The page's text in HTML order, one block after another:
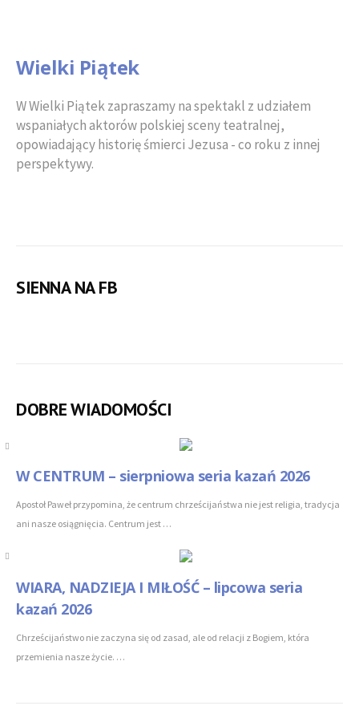
Wielki Piątek
W Wielki Piątek zapraszamy na spektakl z udziałem
wspaniałych aktorów polskiej sceny teatralnej,
opowiadający historię śmierci Jezusa - co roku z innej
perspektywy.
SIENNA NA FB
DOBRE WIADOMOŚCI
W CENTRUM – sierpniowa seria kazań 2026
Apostoł Paweł przypomina, że centrum chrześcijaństwa nie jest religia, tradycja
ani nasze osiągnięcia. Centrum jest …
WIARA, NADZIEJA I MIŁOŚĆ – lipcowa seria
kazań 2026
Chrześcijaństwo nie zaczyna się od zasad, ale od relacji z Bogiem, która
przemienia nasze życie. …